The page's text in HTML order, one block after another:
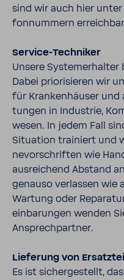
sind wir auch hier
fon­num­mern
Service-​​Tech­niker
Unsere System­er­halter
Dabei prio­ri­sieren wir
für Kran­ken­häuser
tungen in Indus­trie,
wesen. In jedem Fall
Situa­tion trai­niert und
ne­vor­schriften wie
ausrei­chend Abstand
genauso verlassen wie
Wartung oder
ein­ba­rungen wenden
Ansprech­partner.
Liefe­rung von
Es ist sicher­ge­stellt,